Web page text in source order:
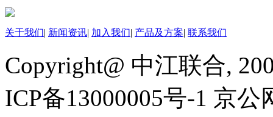
关于我们| 新闻资讯| 加入我们| 产品及方案| 联系我们
Copyright@ 中江联合,
ICP备13000005号-1 京公